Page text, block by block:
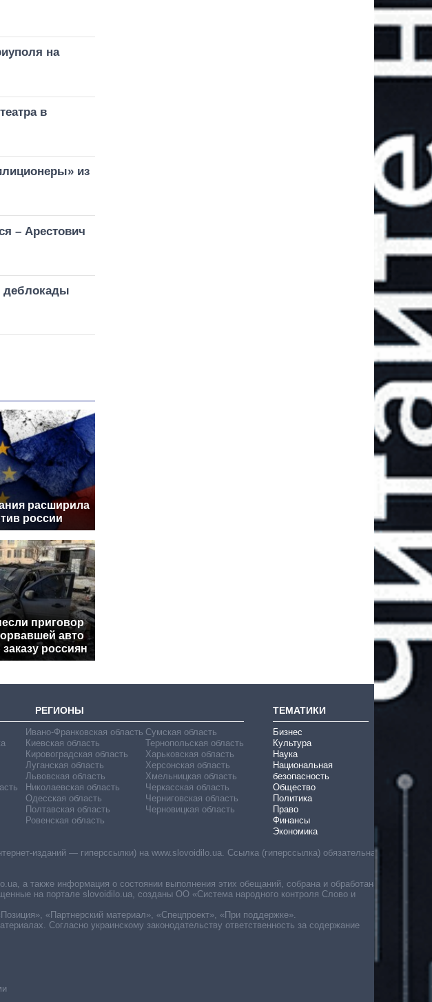
на
в
из
– Арестович
деблокады
расширила
россии
приговор
авто
россиян
РЕГИОНЫ
Ивано-Франковская область
Киевская область
Кировоградская область
Луганская область
Львовская область
Николаевская область
Одесская область
Полтавская область
Ровенская область
Сумская область
Тернопольская область
Харьковская область
Херсонская область
Хмельницкая область
Черкасская область
Черниговская область
Черновицкая область
ТЕМАТИКИ
Бизнес
Культура
Наука
Национальная
безопасность
Общество
Политика
Право
Финансы
Экономика
изданий — гиперссылки) на www.slovoidilo.ua. Ссылка (гиперссылка) обязательна
а также информация о состоянии выполнения этих обещаний, собрана и обработана
на портале slovoidilo.ua, созданы ОО «Система народного контроля Слово и
«Партнерский материал», «Спецпроект», «При поддержке».
Согласно украинскому законодательству ответственность за содержание